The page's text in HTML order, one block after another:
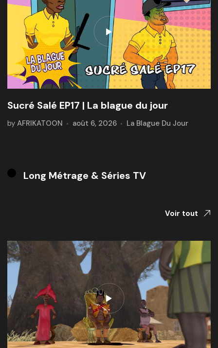
Sucré Salé EP17 | La blague du jour
by AFRIKATOON août 6, 2026 La Blague Du Jour
Long Métrage & Séries TV
Voir tout